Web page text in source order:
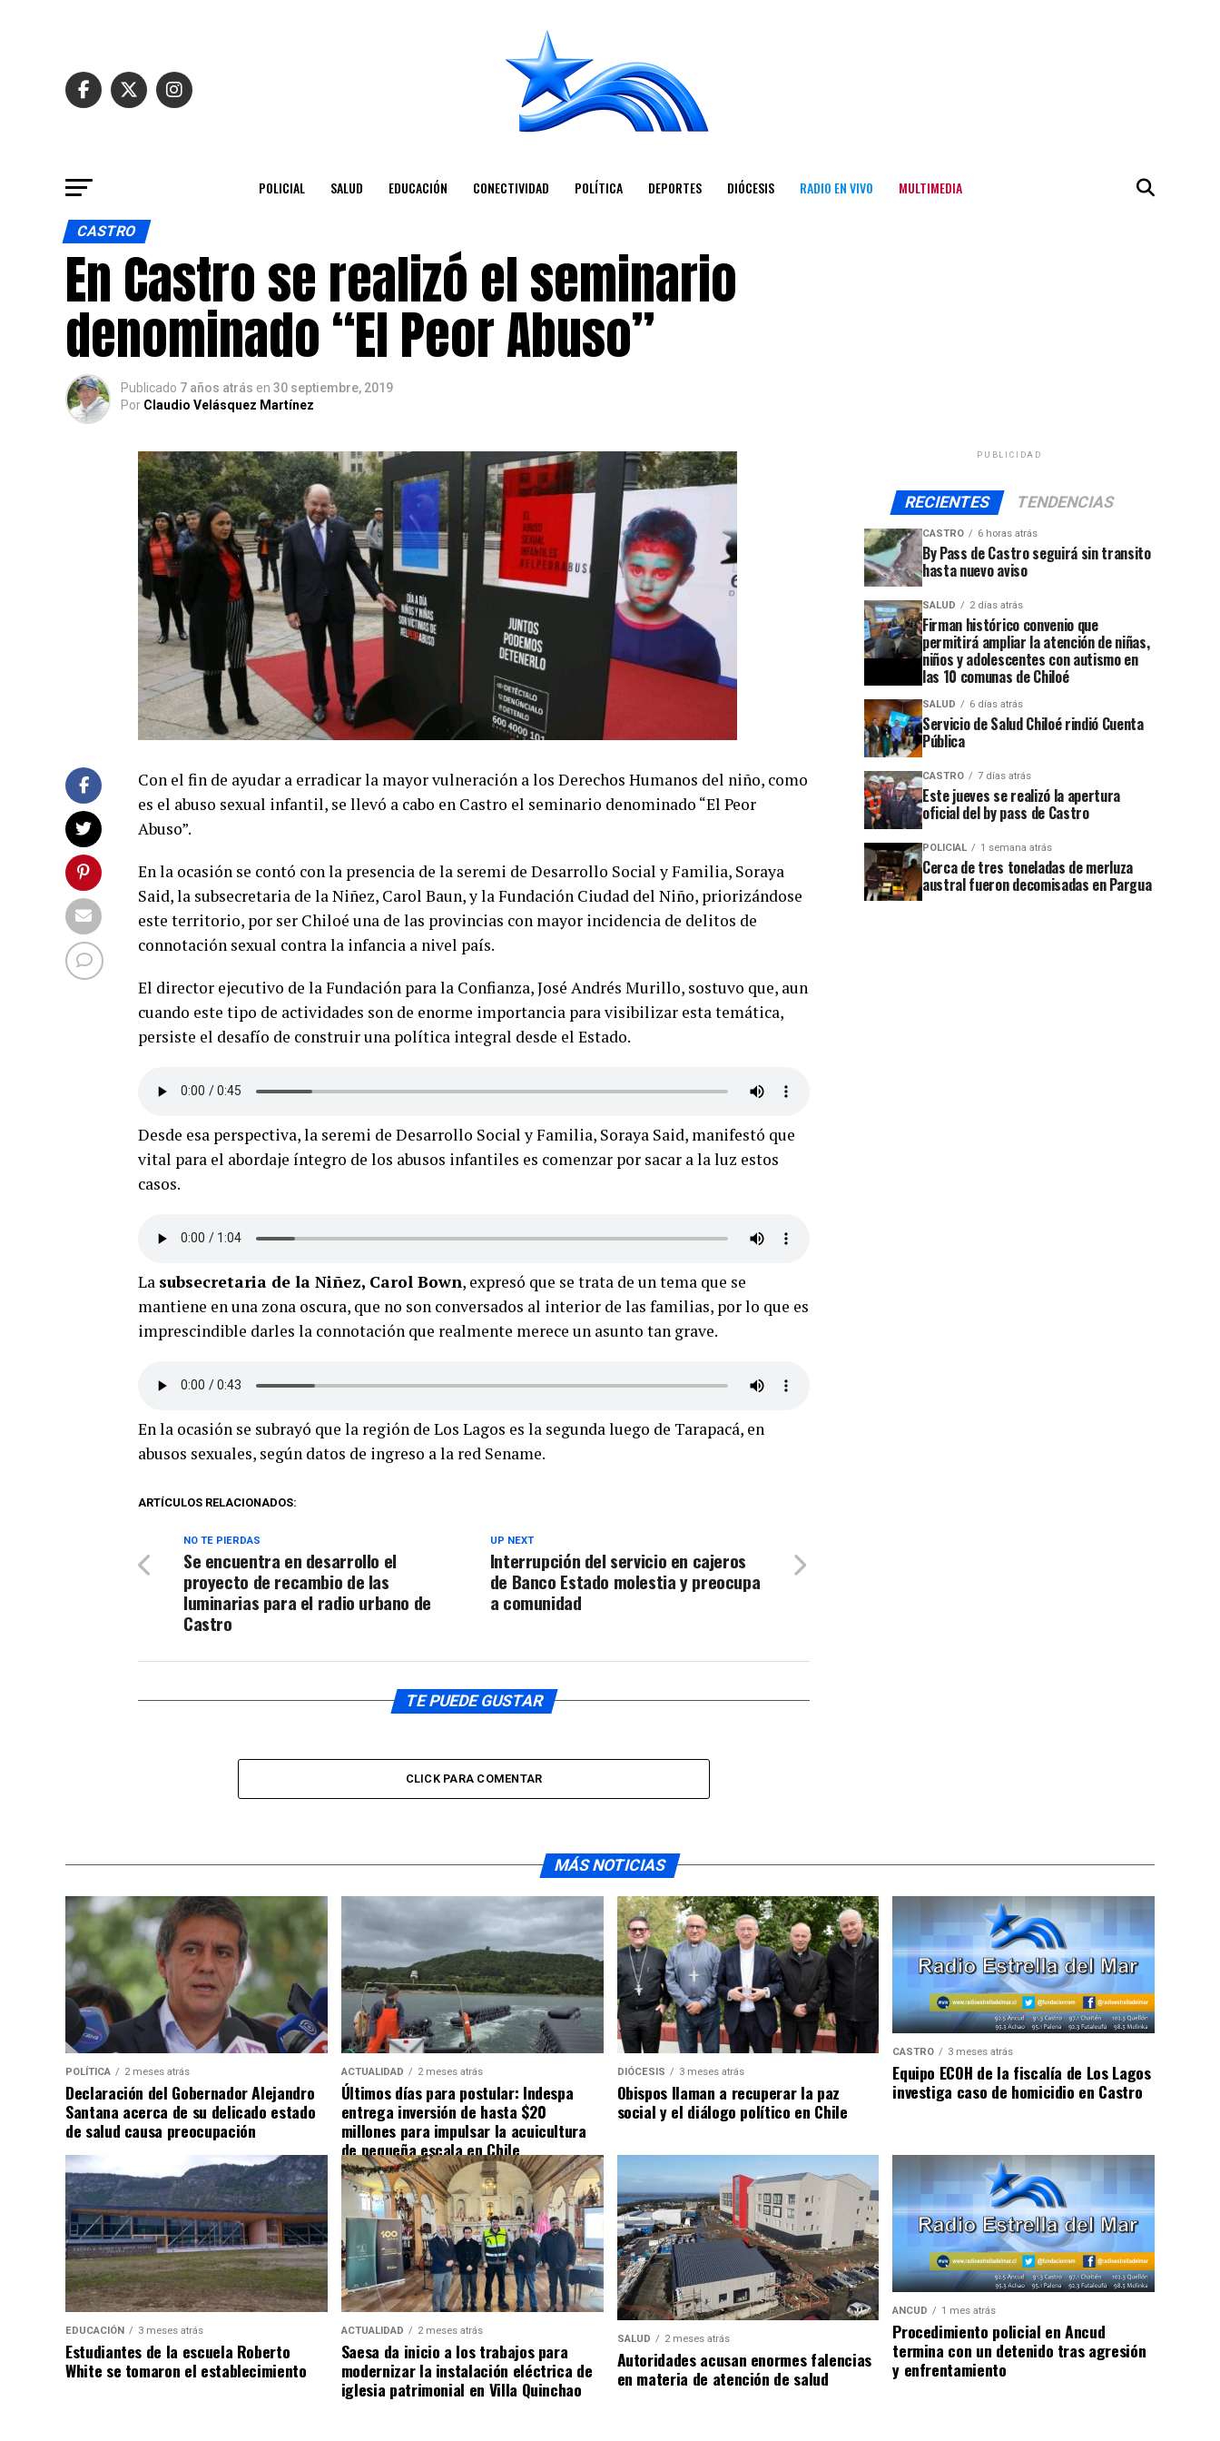
POLICIAL SALUD EDUCACIÓN CONECTIVIDAD POLÍTICA DEPORTES DIÓCESIS RADIO EN VIVO MULTIMEDIA
CASTRO
En Castro se realizó el seminario
denominado “El Peor Abuso”
Publicado 7 años atrás en 30 septiembre, 2019
Por Claudio Velásquez Martínez
Con el fin de ayudar a erradicar la mayor vulneración a los Derechos Humanos del niño, como
es el abuso sexual infantil, se llevó a cabo en Castro el seminario denominado “El Peor
Abuso”.
En la ocasión se contó con la presencia de la seremi de Desarrollo Social y Familia, Soraya
Said, la subsecretaria de la Niñez, Carol Baun, y la Fundación Ciudad del Niño, priorizándose
este territorio, por ser Chiloé una de las provincias con mayor incidencia de delitos de
connotación sexual contra la infancia a nivel país.
El director ejecutivo de la Fundación para la Confianza, José Andrés Murillo, sostuvo que, aun
cuando este tipo de actividades son de enorme importancia para visibilizar esta temática,
persiste el desafío de construir una política integral desde el Estado.
Desde esa perspectiva, la seremi de Desarrollo Social y Familia, Soraya Said, manifestó que
vital para el abordaje íntegro de los abusos infantiles es comenzar por sacar a la luz estos
casos.
La subsecretaria de la Niñez, Carol Bown, expresó que se trata de un tema que se
mantiene en una zona oscura, que no son conversados al interior de las familias, por lo que es
imprescindible darles la connotación que realmente merece un asunto tan grave.
En la ocasión se subrayó que la región de Los Lagos es la segunda luego de Tarapacá, en
abusos sexuales, según datos de ingreso a la red Sename.
ARTÍCULOS RELACIONADOS:
UP NEXT
Interrupción del servicio en cajeros
de Banco Estado molestia y preocupa
a comunidad
NO TE PIERDAS
Se encuentra en desarrollo el
proyecto de recambio de las
luminarias para el radio urbano de
Castro
TE PUEDE GUSTAR
CLICK PARA COMENTAR
PUBLICIDAD
RECIENTES TENDENCIAS
CASTRO 6 horas atrás
By Pass de Castro seguirá sin transito
hasta nuevo aviso
SALUD 2 días atrás
Firman histórico convenio que
permitirá ampliar la atención de niñas,
niños y adolescentes con autismo en
las 10 comunas de Chiloé
SALUD 6 días atrás
Servicio de Salud Chiloé rindió Cuenta
Pública
CASTRO 7 días atrás
Este jueves se realizó la apertura
oficial del by pass de Castro
POLICIAL 1 semana atrás
Cerca de tres toneladas de merluza
austral fueron decomisadas en Pargua
MÁS NOTICIAS
POLÍTICA 2 meses atrás
Declaración del Gobernador Alejandro
Santana acerca de su delicado estado
de salud causa preocupación
ACTUALIDAD 2 meses atrás
Últimos días para postular: Indespa
entrega inversión de hasta $20
millones para impulsar la acuicultura
de pequeña escala en Chile
DIÓCESIS 3 meses atrás
Obispos llaman a recuperar la paz
social y el diálogo político en Chile
CASTRO 3 meses atrás
Equipo ECOH de la fiscalía de Los Lagos
investiga caso de homicidio en Castro
EDUCACIÓN 3 meses atrás
Estudiantes de la escuela Roberto
White se tomaron el establecimiento
ACTUALIDAD 2 meses atrás
Saesa da inicio a los trabajos para
modernizar la instalación eléctrica de
iglesia patrimonial en Villa Quinchao
SALUD 2 meses atrás
Autoridades acusan enormes falencias
en materia de atención de salud
ANCUD 1 mes atrás
Procedimiento policial en Ancud
termina con un detenido tras agresión
y enfrentamiento